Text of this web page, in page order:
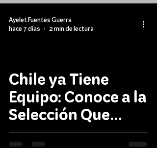
Chile ya Tiene
Equipo: Conoce a la
Selección Que
Competirá en el
Ayelet Fuentes Guerra
hace 7 días
2 min de lectura